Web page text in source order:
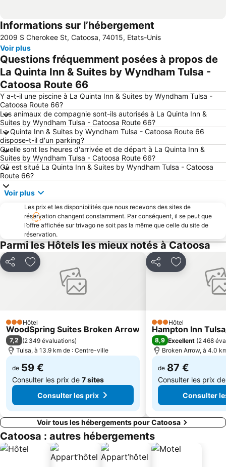
Informations sur l’hébergement
2009 S Cherokee St, Catoosa, 74015, Etats-Unis
Voir plus
Questions fréquemment posées à propos de
La Quinta Inn & Suites by Wyndham Tulsa -
Catoosa Route 66
Y a-t-il une piscine à La Quinta Inn & Suites by Wyndham Tulsa -
Catoosa Route 66?
Les animaux de compagnie sont-ils autorisés à La Quinta Inn &
Suites by Wyndham Tulsa - Catoosa Route 66?
La Quinta Inn & Suites by Wyndham Tulsa - Catoosa Route 66
dispose-t-il d'un parking?
Quelle sont les heures d'arrivée et de départ à La Quinta Inn &
Suites by Wyndham Tulsa - Catoosa Route 66?
Où est situé La Quinta Inn & Suites by Wyndham Tulsa - Catoosa
Route 66?
Voir plus
Les prix et les disponibilités que nous recevons des sites de
réservation changent constamment. Par conséquent, il se peut que
l’offre affichée sur trivago ne soit pas la même que celle du site de
réservation.
Parmi les Hôtels les mieux notés à Catoosa
PartagerAjouter à mes favoris
3 Étoiles
Hôtel
WoodSpring Suites Broken Arrow
7,2 (2 349 évaluations)
Tulsa, à 13.9 km de : Centre-ville
de 59 €
Consulter les prix de 7 sites
Consulter les prix
PartagerAjouter à
3 Étoiles
Hôtel
Hampton Inn
8,9 Excellent (2 468
Broken Arrow, à 4.0
de 87 €
Consulter les prix
Consulter
Voir tous les hébergements pour Catoosa
Catoosa : autres hébergements